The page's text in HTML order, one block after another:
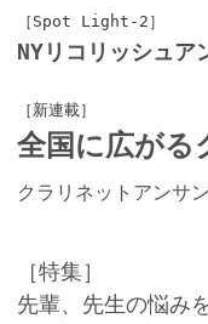
［Spot Light-2］
NYリコリッシュア
［新連載］
全国に広がる
クラリネットアンサ
［特集］
先輩、先生の悩み